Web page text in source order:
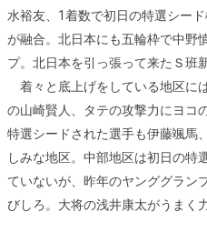
水裕友、1着数で初日の特選シー
が融合。北日本にも五輪枠で中野
プ。北日本を引っ張って来たＳ班
着々と底上げをしている地区に
の山崎賢人、タテの攻撃力にヨコ
特選シードされた選手も伊藤颯馬
しみな地区。中部地区は初日の特
ていないが、昨年のヤンググラン
びしろ。大将の浅井康太がうまく